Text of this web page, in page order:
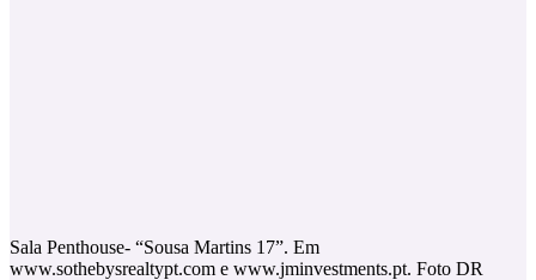
Sala Penthouse- “Sousa Martins 17”. Em
www.sothebysrealtypt.com e www.jminvestments.pt. Foto DR